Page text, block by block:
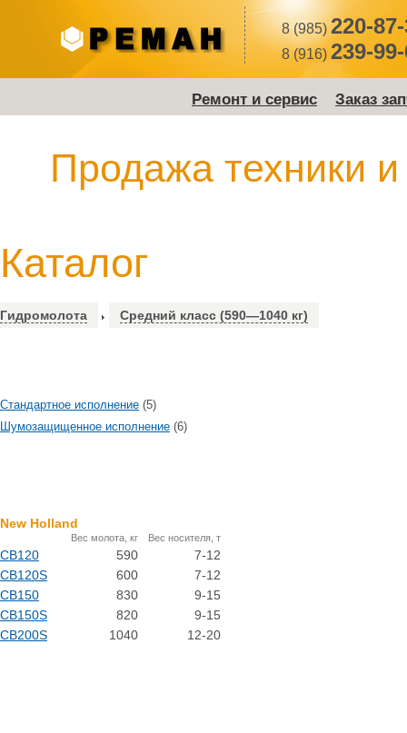
8 (985) 220-
8 (916) 239-
Заказ
Ремонт и сервис
Продажа техники
Каталог
Гидромолота Средний класс (590—1040 кг)
Стандартное исполнение (5)
Шумозащищенное исполнение (6)
New Holland
Вес молота, кг Вес носителя, т
CB120 590
7-12
CB120S
600
7-12
CB150
830
9-15
CB150S
820
9-15
CB200S
1040 12-20